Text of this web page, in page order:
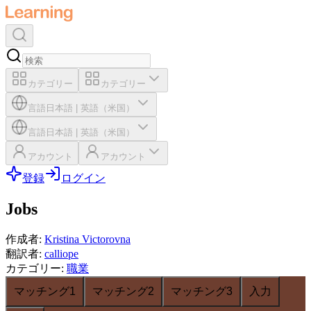
カテゴリー カテゴリー
言語 日本語 英語（米国）
言語 日本語 英語（米国）
アカウント アカウント
登録 ログイン
Jobs
作成者: Kristina Victorovna
翻訳者: calliope
カテゴリー: 職業
マッチング1
マッチング2 マッチング3 入力